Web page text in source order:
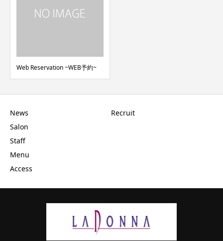
Web Reservation ~WEB予約~
News
Salon
Staff
Menu
Access
Recruit